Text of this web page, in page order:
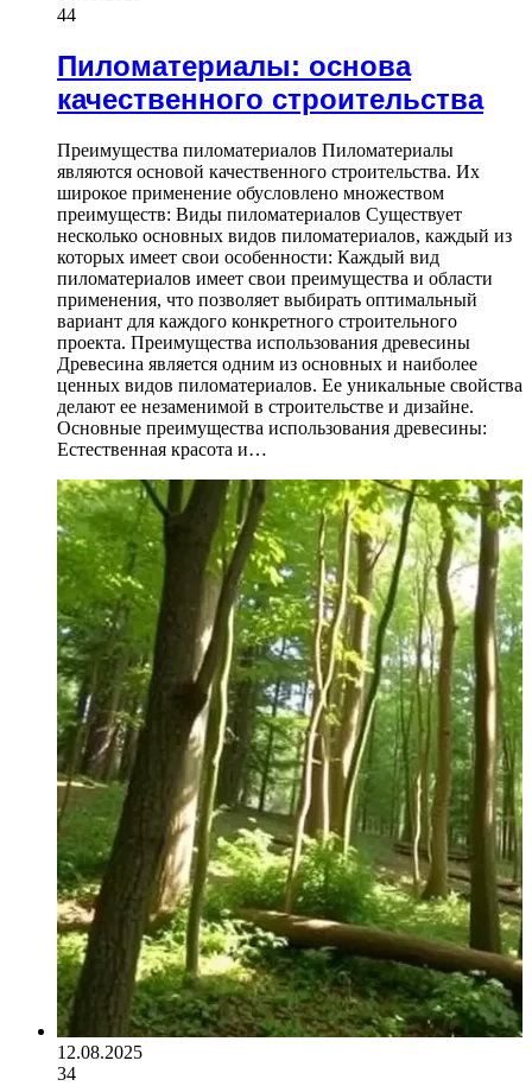
44
Пиломатериалы: основа
качественного строительства
Преимущества пиломатериалов Пиломатериалы
являются основой качественного строительства. Их
широкое применение обусловлено множеством
преимуществ: Виды пиломатериалов Существует
несколько основных видов пиломатериалов, каждый из
которых имеет свои особенности: Каждый вид
пиломатериалов имеет свои преимущества и области
применения, что позволяет выбирать оптимальный
вариант для каждого конкретного строительного
проекта. Преимущества использования древесины
Древесина является одним из основных и наиболее
ценных видов пиломатериалов. Ее уникальные свойства
делают ее незаменимой в строительстве и дизайне.
Основные преимущества использования древесины:
Естественная красота и…
12.08.2025
34